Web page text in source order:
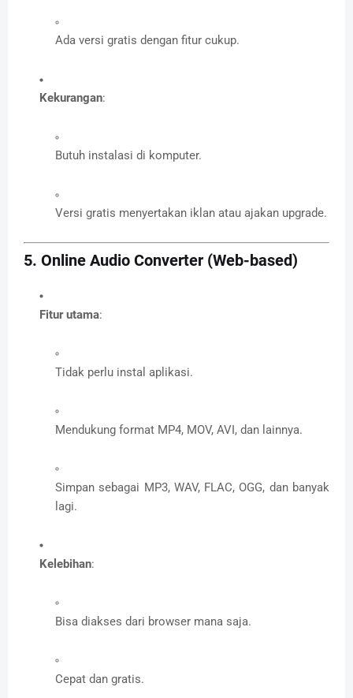
Ada versi gratis dengan fitur cukup.
Kekurangan:
Butuh instalasi di komputer.
Versi gratis menyertakan iklan atau ajakan upgrade.
5. Online Audio Converter (Web-based)
Fitur utama:
Tidak perlu instal aplikasi.
Mendukung format MP4, MOV, AVI, dan lainnya.
Simpan sebagai MP3, WAV, FLAC, OGG, dan banyak
lagi.
Kelebihan:
Bisa diakses dari browser mana saja.
Cepat dan gratis.